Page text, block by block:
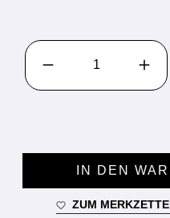
PRODUKT ANZAHL:
IN DEN
ZUM